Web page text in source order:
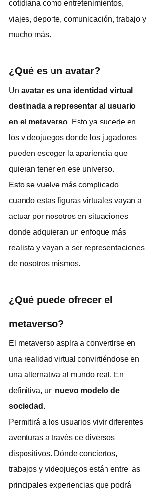
cotidiana como entretenimientos,
viajes, deporte, comunicación, trabajo y
mucho más.
¿Qué es un avatar?
Un avatar es una identidad virtual
destinada a representar al usuario
en el metaverso. Esto ya sucede en
los videojuegos donde los jugadores
pueden escoger la apariencia que
quieran tener en ese universo.
Esto se vuelve más complicado
cuando estas figuras virtuales vayan a
actuar por nosotros en situaciones
donde adquieran un enfoque más
realista y vayan a ser representaciones
de nosotros mismos.
¿Qué puede ofrecer el
metaverso?
El metaverso aspira a convertirse en
una realidad virtual convirtiéndose en
una alternativa al mundo real. En
definitiva, un nuevo modelo de
sociedad .
Permitirá a los usuarios vivir diferentes
aventuras a través de diversos
dispositivos. Dónde conciertos,
trabajos y videojuegos están entre las
principales experiencias que podrá